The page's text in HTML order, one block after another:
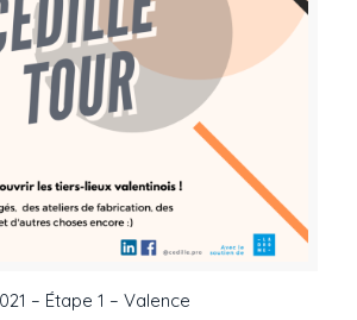
– Étape 1 – Valence